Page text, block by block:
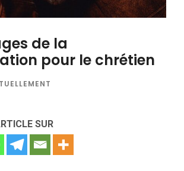
de la
pour le chrétien
SUR